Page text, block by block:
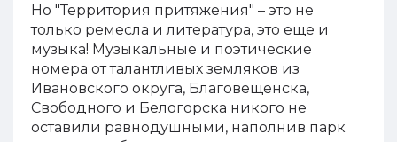
Но "Территория притяжения" – это не
только ремесла и литература, это еще и
музыка! Музыкальные и поэтические
номера от талантливых земляков из
Ивановского округа, Благовещенска,
Свободного и Белогорска никого не
оставили равнодушными, наполнив парк